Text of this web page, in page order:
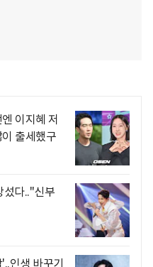
이지혜 저
출세했구
섰다.."신부
인생 바꾸기